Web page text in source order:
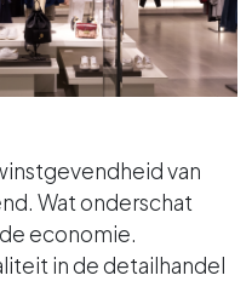
van
Wat onderschat
economie.
in de detailhandel